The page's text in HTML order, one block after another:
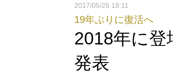
2017/05/26 18:11
19年ぶりに復活へ
2018年に
発表